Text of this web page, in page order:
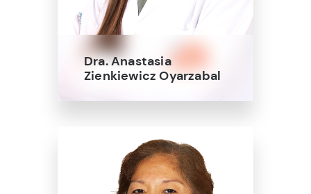
Dra. Anastasia
Zienkiewicz Oyarzabal